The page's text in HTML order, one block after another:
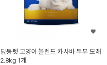
딩동펫 고양이 블렌드 카사바 두부 모래
2.8kg 1개